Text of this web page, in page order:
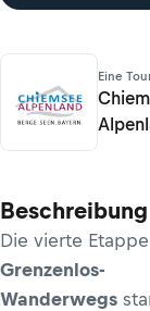
Eine
Beschreibung
Die vierte
Grenzenlos-
Wanderwegs